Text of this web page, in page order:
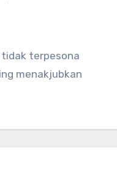
tidak terpesona
menakjubkan